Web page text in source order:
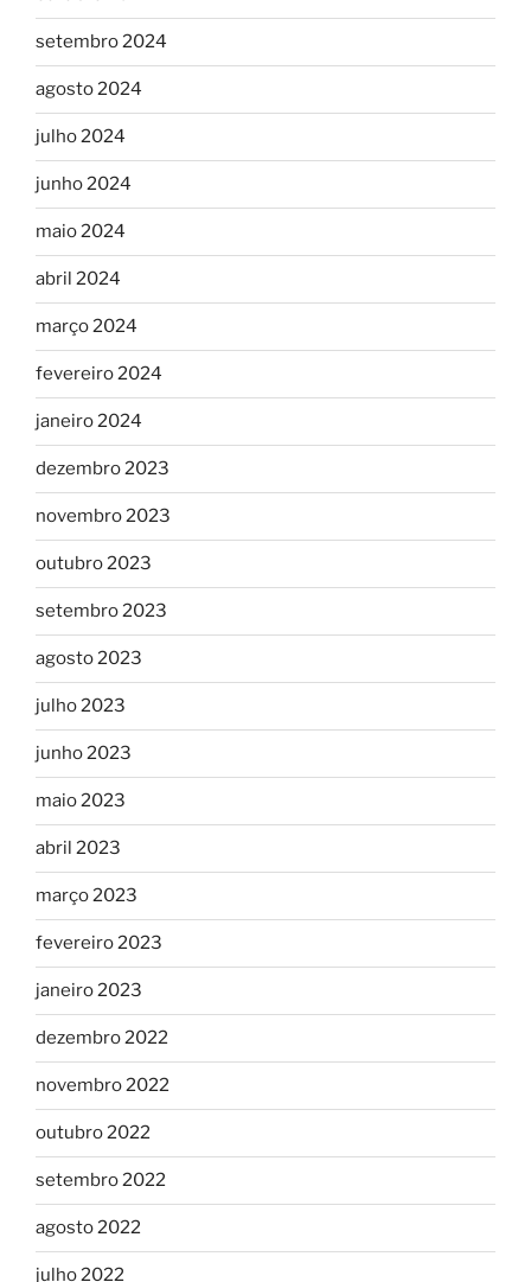
setembro 2024
agosto 2024
julho 2024
junho 2024
maio 2024
abril 2024
março 2024
fevereiro 2024
janeiro 2024
dezembro 2023
novembro 2023
outubro 2023
setembro 2023
agosto 2023
julho 2023
junho 2023
maio 2023
abril 2023
março 2023
fevereiro 2023
janeiro 2023
dezembro 2022
novembro 2022
outubro 2022
setembro 2022
agosto 2022
julho 2022